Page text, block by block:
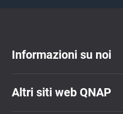
Informazioni su noi
Altri siti web QNAP